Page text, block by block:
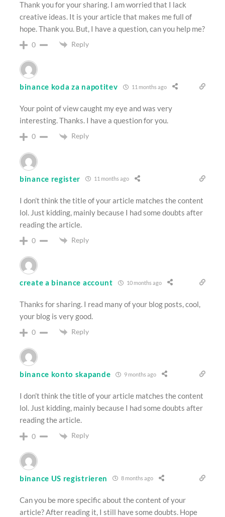
Thank you for your sharing. I am worried that I lack
creative ideas. It is your article that makes me full of
hope. Thank you. But, I have a question, can you help me?
0 Reply
binance koda za napotitev 11 months ago
Your point of view caught my eye and was very
interesting. Thanks. I have a question for you.
0 Reply
binance register 11 months ago
I don’t think the title of your article matches the content
lol. Just kidding, mainly because I had some doubts after
reading the article.
0 Reply
create a binance account 10 months ago
Thanks for sharing. I read many of your blog posts, cool,
your blog is very good.
0 Reply
binance konto skapande 9 months ago
I don’t think the title of your article matches the content
lol. Just kidding, mainly because I had some doubts after
reading the article.
0 Reply
binance US registrieren 8 months ago
Can you be more specific about the content of your
article? After reading it, I still have some doubts. Hope